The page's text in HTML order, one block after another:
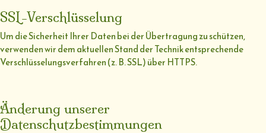
SSL-Verschlüsselung
Um die Sicherheit Ihrer Daten bei der Übertragung zu schützen,
verwenden wir dem aktuellen Stand der Technik entsprechende
Verschlüsselungsverfahren (z. B. SSL) über HTTPS.
Änderung unserer
Datenschutzbestimmungen